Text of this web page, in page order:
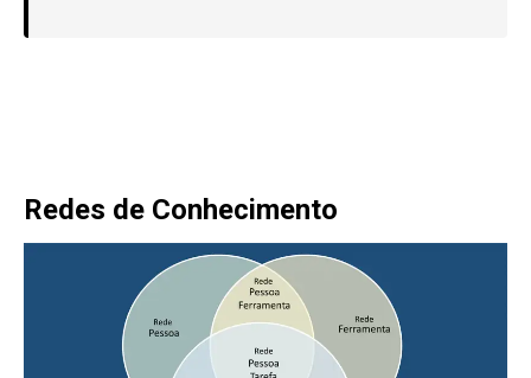
Redes de Conhecimento